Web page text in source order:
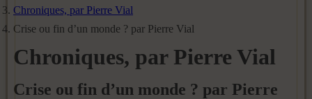
Chroniques, par Pierre Vial
Crise ou fin d’un monde ? par Pierre Vial
Chroniques, par Pierre Vial
Crise ou fin d’un monde ? par Pierre